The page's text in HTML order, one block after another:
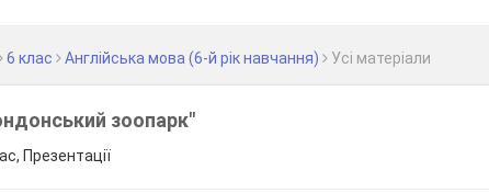
6 клас Англійська мова (6-й рік навчання) Уcі матеріали
зоопарк"
Презентації